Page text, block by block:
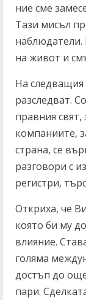
ние сме
Тази мисъл
наблюдатели.
на живот и
На следващия
разследват.
правния
компаниите,
страна, се
разговори с
регистри,
Откриха, че
която би му
влияние.
голяма
достъп до
пари.